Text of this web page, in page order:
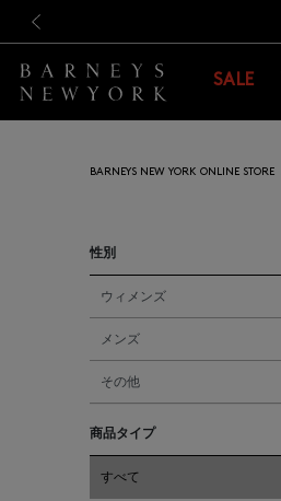
SALE
BARNEYS NEW YORK ONLINE STORE
性別
ウィメンズ
メンズ
その他
商品タイプ
すべて